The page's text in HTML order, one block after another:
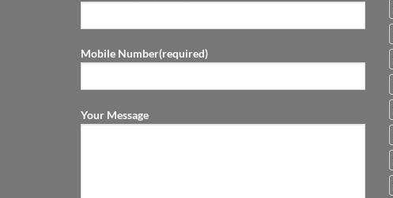
Mobile Number(required)
Your Message